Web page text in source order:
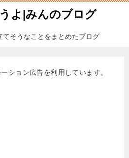
よ|みんのブログ
そうなことをまとめたブログ
ション広告を利用しています。